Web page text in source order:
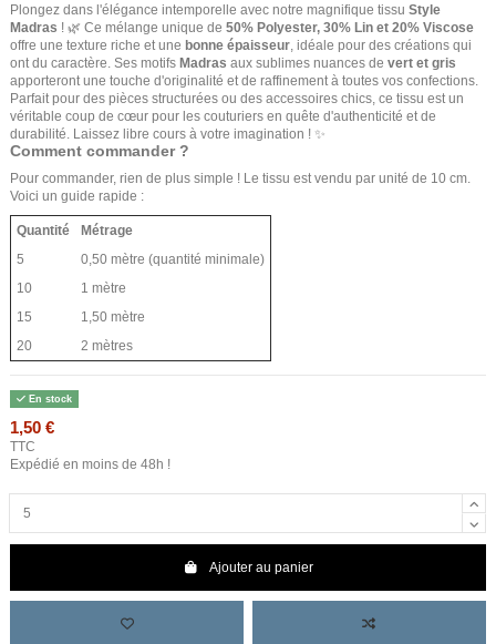
Plongez dans l'élégance intemporelle avec notre magnifique tissu Style
Madras ! 🌿 Ce mélange unique de 50% Polyester, 30% Lin et 20% Viscose
offre une texture riche et une bonne épaisseur , idéale pour des créations qui
ont du caractère. Ses motifs Madras aux sublimes nuances de vert et gris
apporteront une touche d'originalité et de raffinement à toutes vos confections.
Parfait pour des pièces structurées ou des accessoires chics, ce tissu est un
véritable coup de cœur pour les couturiers en quête d'authenticité et de
durabilité. Laissez libre cours à votre imagination ! ✨
Comment commander ?
Pour commander, rien de plus simple ! Le tissu est vendu par unité de 10 cm.
Voici un guide rapide :
Quantité
Métrage
5
0,50 mètre (quantité minimale)
10
1 mètre
15
1,50 mètre
20
2 mètres
En stock
1,50 €
TTC
Expédié en moins de 48h !
Ajouter au panier